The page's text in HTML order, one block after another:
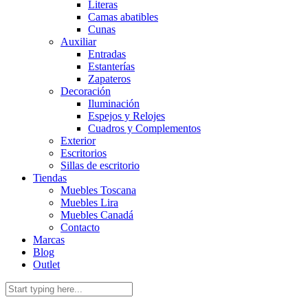
Literas
Camas abatibles
Cunas
Auxiliar
Entradas
Estanterías
Zapateros
Decoración
Iluminación
Espejos y Relojes
Cuadros y Complementos
Exterior
Escritorios
Sillas de escritorio
Tiendas
Muebles Toscana
Muebles Lira
Muebles Canadá
Contacto
Marcas
Blog
Outlet